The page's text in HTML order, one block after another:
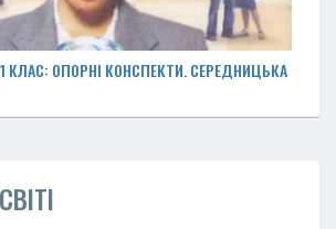
КЛАС: ОПОРНІ КОНСПЕКТИ. СЕРЕДНИЦЬКА